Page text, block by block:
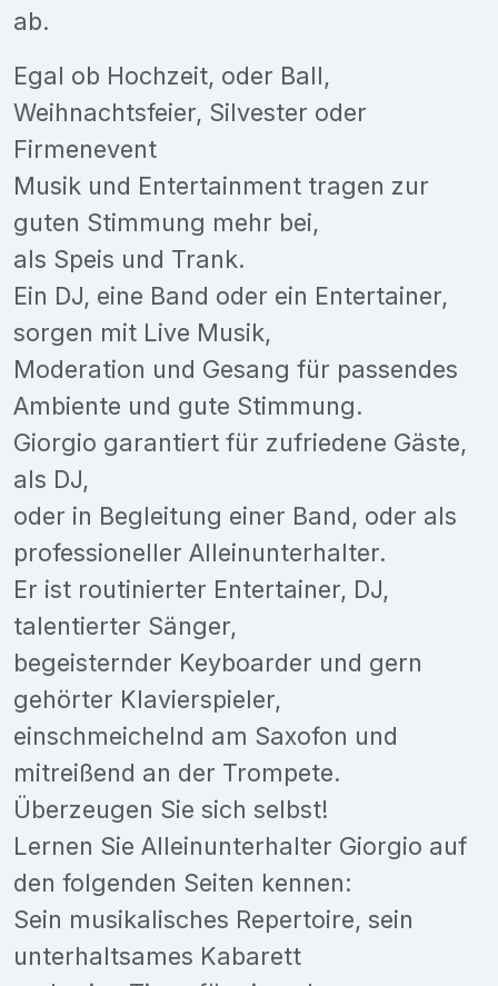
ab.
Egal ob Hochzeit, oder Ball,
Weihnachtsfeier, Silvester oder
Firmenevent
Musik und Entertainment tragen zur
guten Stimmung mehr bei,
als Speis und Trank.
Ein DJ, eine Band oder ein Entertainer,
sorgen mit Live Musik,
Moderation und Gesang für passendes
Ambiente und gute Stimmung.
Giorgio garantiert für zufriedene Gäste,
als DJ,
oder in Begleitung einer Band, oder als
professioneller Alleinunterhalter.
Er ist routinierter Entertainer, DJ,
talentierter Sänger,
begeisternder Keyboarder und gern
gehörter Klavierspieler,
einschmeichelnd am Saxofon und
mitreißend an der Trompete.
Überzeugen Sie sich selbst!
Lernen Sie Alleinunterhalter Giorgio auf
den folgenden Seiten kennen:
Sein musikalisches Repertoire, sein
unterhaltsames Kabarett